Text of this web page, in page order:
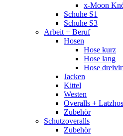
x-Moon
Schuhe S1
Schuhe S3
Arbeit + Beruf
Hosen
Hose kurz
Hose lang
Hose
Jacken
Kittel
Westen
Overalls +
Zubehör
Schutzoveralls
Zubehör